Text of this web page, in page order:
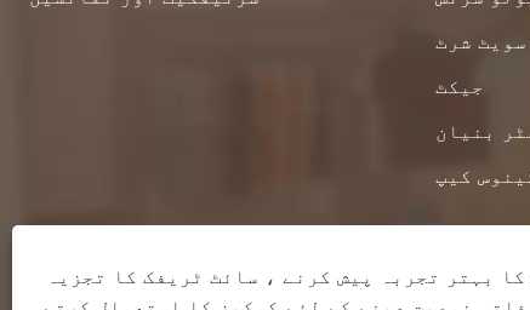
سویٹ شرٹ
جیکٹ
بنیان
کیپ
بہتر تجربہ پیش کرنے ، سائٹ ٹریفک کا تجزیہ